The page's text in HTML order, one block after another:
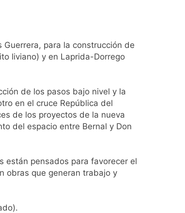
cercanas a 1°C
privados
para la construcción de
liviano) y en Laprida-Dorrego
de los pasos bajo nivel y la
en el cruce República del
de los proyectos de la nueva
del espacio entre Bernal y Don
están pensados para favorecer el
obras que generan trabajo y